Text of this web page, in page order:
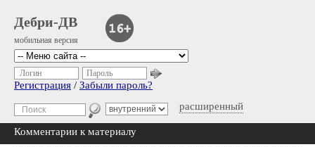
Дебри-ДВ
мобильная версия
расширенный
Логин Пароль
Регистрация / Забыли пароль?
Комментарии к материалу